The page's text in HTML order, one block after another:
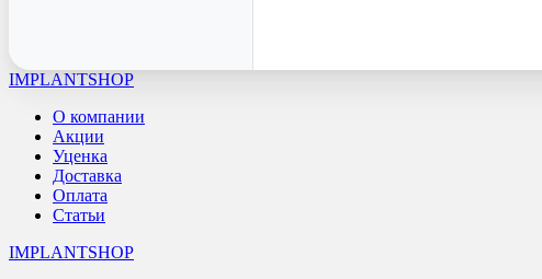
IMPLANTSHOP
О компании
Акции
Уценка
Доставка
Оплата
Статьи
IMPLANTSHOP